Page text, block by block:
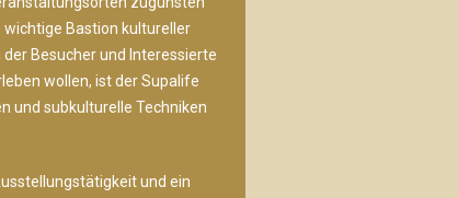
Bastion kultureller
Besucher und Interessierte
wollen, ist der Supalife
und subkulturelle Techniken
und ein